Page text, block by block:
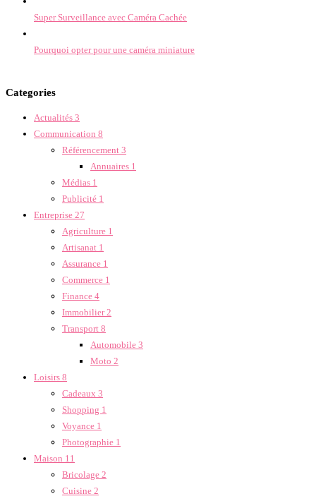
Super Surveillance avec Caméra Cachée
Pourquoi opter pour une caméra miniature
Categories
Actualités 3
Communication 8
Référencement 3
Annuaires 1
Médias 1
Publicité 1
Entreprise 27
Agriculture 1
Artisanat 1
Assurance 1
Commerce 1
Finance 4
Immobilier2
Transport 8
Automobile 3
Moto 2
Loisirs 8
Cadeaux 3
Shopping 1
Voyance 1
Photographie 1
Maison 11
Bricolage 2
Cuisine 2